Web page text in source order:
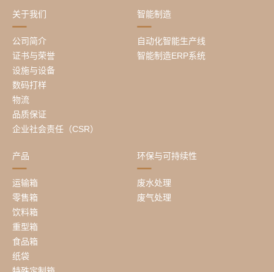
关于我们
公司简介
证书与荣誉
设施与设备
数码打样
物流
品质保证
企业社会责任（CSR）
智能制造
自动化智能生产线
智能制造ERP系统
产品
运输箱
零售箱
饮料箱
重型箱
食品箱
纸袋
环保与可持续性
废水处理
废气处理